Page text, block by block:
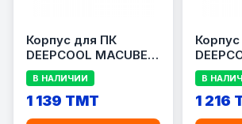
Корпус для ПК
DEEPCOOL MACUBE
110 PKRD
В НАЛИЧИИ
1 139 TMT
В
1 216